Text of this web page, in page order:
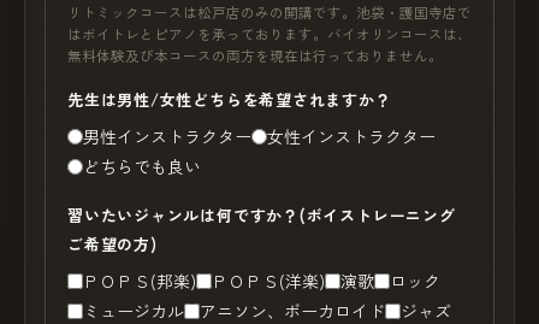
リトミックコースは松戸店のみの開講です。池袋・護国寺店で
はボイトレとピアノを承っております。バイオリンコースは、
無料体験及び本コースの両方を現在は行っておりません。
先生は男性/女性どちらを希望されますか？
男性インストラクター
女性インストラクター
どちらでも良い
習いたいジャンルは何ですか？(ボイストレーニング
ご希望の方)
ＰＯＰＳ(邦楽) ＰＯＰＳ(洋楽) 演歌
ロック
ミュージカル
アニソン、ボーカロイド
ジャズ